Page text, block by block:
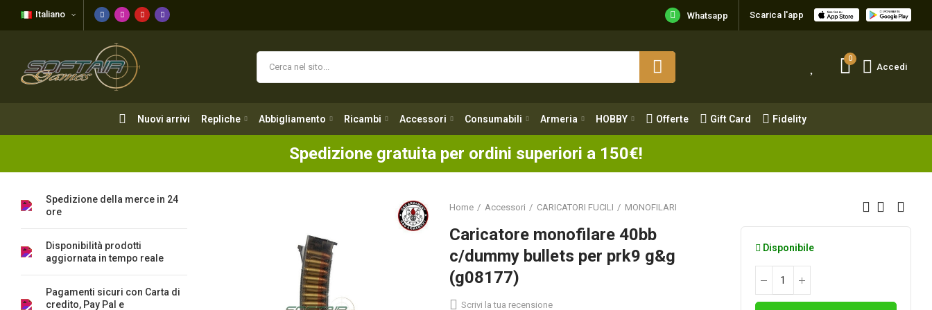
Italiano Whatsapp Scarica l'app
0
Accedi
Nuovi arrivi Repliche Abbigliamento Ricambi Accessori Consumabili Armeria HOBBY Offerte Gift Card Fidelity
Spedizione gratuita per ordini superiori a 150€!
Nuovi arrivi Offerte Gift Card Fidelity
Home Accessori CARICATORI FUCILI MONOFILARI
Caricatore monofilare 40bb
c/dummy bullets per prk9 g&g
(g08177)
Scrivi la tua recensione
Disponibile
Spedizione della merce in 24
ore
Disponibilità prodotti
aggiornata in tempo reale
Pagamenti sicuri con Carta di
credito, Pay Pal e